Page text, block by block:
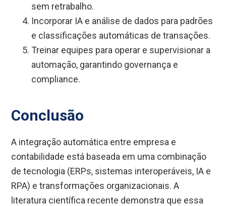
sem retrabalho.
Incorporar IA e análise de dados para padrões
e classificações automáticas de transações.
Treinar equipes para operar e supervisionar a
automação, garantindo governança e
compliance.
Conclusão
A integração automática entre empresa e
contabilidade está baseada em uma combinação
de tecnologia (ERPs, sistemas interoperáveis, IA e
RPA) e transformações organizacionais. A
literatura científica recente demonstra que essa